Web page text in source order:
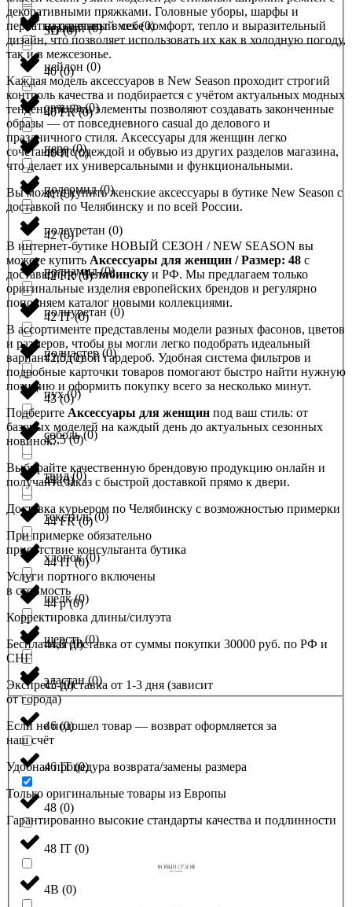
3D (0)
40 (0)
40 FR (0)
40 IT (0)
41 (0)
42 (0)
42 FR (0)
42 IT (0)
42,5 (0)
43 (0)
43,5 (0)
44 (0)
44 FR (0)
44 IT (0)
44 р (0)
44,5 (0)
45 (0)
46 (0)
46 IT (0)
48 (0)
48 IT (0)
4B (0)
черный (0)
натуральный мех (0)
нейлон (0)
овчина (0)
перо (0)
полеомид (0)
полеуретан (0)
полиамид (0)
полиуретан (0)
полиэстер (0)
пух (0)
соболь (0)
твид (0)
текстиль (0)
хлопок (0)
шелк (0)
шерсть (0)
эластан (0)
декоративными пряжками. Головные уборы, шарфы и
перчатки сочетают в себе комфорт, тепло и выразительный
дизайн, что позволяет использовать их как в холодную погоду,
так и в межсезонье.
Каждая модель аксессуаров в New Season проходит строгий
контроль качества и подбирается с учётом актуальных модных
тенденций. Эти элементы позволяют создавать законченные
образы — от повседневного casual до делового и
праздничного стиля. Аксессуары для женщин легко
сочетаются с одеждой и обувью из других разделов магазина,
что делает их универсальными и функциональными.
Вы можете купить женские аксессуары в бутике New Season с
доставкой по Челябинску и по всей России.
В интернет-бутике НОВЫЙ СЕЗОН / NEW SEASON вы
можете купить Аксессуары для женщин / Размер: 48 с
доставкой поЧелябинску и РФ. Мы предлагаем только
оригинальные изделия европейских брендов и регулярно
пополняем каталог новыми коллекциями.
В ассортименте представлены модели разных фасонов, цветов
и размеров, чтобы вы могли легко подобрать идеальный
вариант под свой гардероб. Удобная система фильтров и
подробные карточки товаров помогают быстро найти нужную
позицию и оформить покупку всего за несколько минут.
Подберите Аксессуары для женщин под ваш стиль: от
базовых моделей на каждый день до актуальных сезонных
новинок.
Выбирайте качественную брендовую продукцию онлайн и
получайте заказ с быстрой доставкой прямо к двери.
Доставка курьером по Челябинску с возможностью примерки
При примерке обязательно
присутствие консультанта бутика
Услуги портного включены
в стоимость
Корректировка длины/силуэта
Бесплатная доставка от суммы покупки 30000 руб. по РФ и
СНГ
Экспресс-доставка от 1-3 дня (зависит
от города)
Если не подошел товар — возврат оформляется за
наш счёт
Удобная процедура возврата/замены размера
Только оригинальные товары из Европы
Гарантированно высокие стандарты качества и подлинности